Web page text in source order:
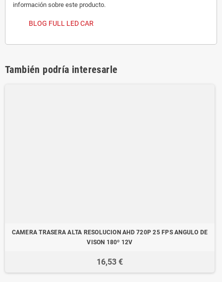
información sobre este producto.
BLOG FULL LED CAR
También podría interesarle
CAMERA TRASERA ALTA RESOLUCION AHD 720P 25 FPS ANGULO DE
VISON 180º 12V
16,53 €